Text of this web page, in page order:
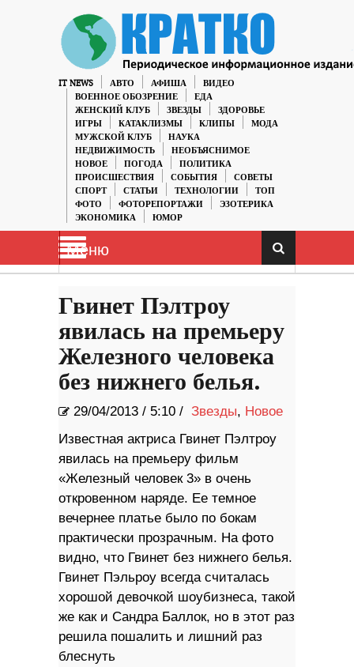
IT NEWS АВТО АФИША
ВИДЕО
ВОЕННОЕ ОБОЗРЕНИЕ
ЕДА
ЖЕНСКИЙ КЛУБ
ЗВЕЗДЫ
ЗДОРОВЬЕ
ИГРЫ
КАТАКЛИЗМЫ КЛИПЫ
МОДА
МУЖСКОЙ КЛУБ
НАУКА
НЕДВИЖИМОСТЬ
НЕОБЪЯСНИМОЕ
НОВОЕ
ПОГОДА
ПОЛИТИКА
ПРОИСШЕСТВИЯ
СОБЫТИЯ
СОВЕТЫ
СПОРТ
СТАТЬИ ТЕХНОЛОГИИ
ТОП
ФОТО
ФОТОРЕПОРТАЖИ
ЭЗОТЕРИКА
ЭКОНОМИКА
ЮМОР
Меню
Гвинет Пэлтроу
явилась на премьеру
Железного человека
без нижнего белья.
29/04/2013 / 5:10 / Звезды, Новое
Известная актриса Гвинет Пэлтроу
явилась на премьеру фильм
«Железный человек 3» в очень
откровенном наряде. Ее темное
вечернее платье было по бокам
практически прозрачным. На фото
видно, что Гвинет без нижнего белья.
Гвинет Пэльроу всегда считалась
хорошой девочкой шоубизнеса, такой
же как и Сандра Баллок, но в этот раз
решила пошалить и лишний раз
блеснуть